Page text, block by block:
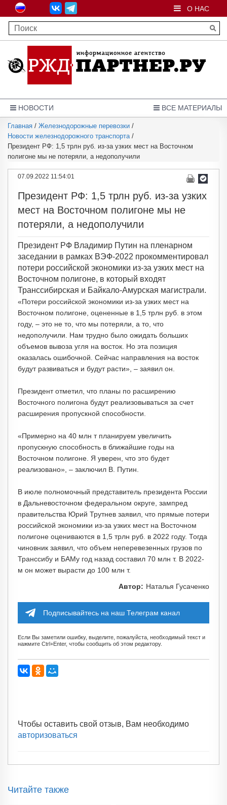
О НАС
ВСЕ МАТЕРИАЛЫ
НОВОСТИ
Главная / Железнодорожные перевозки /
Новости железнодорожного транспорта/
Президент РФ: 1,5 трлн руб. из-за узких мест на Восточном
полигоне мы не потеряли, а недополучили
07.09.2022 11:54:01
Президент РФ: 1,5 трлн руб. из-за узких
мест на Восточном полигоне мы не
потеряли, а недополучили
Президент РФ Владимир Путин на пленарном
заседании в рамках ВЭФ-2022 прокомментировал
потери российской экономики из-за узких мест на
Восточном полигоне, в который входят
Транссибирская и Байкало-Амурская магистрали.
«Потери российской экономики из-за узких мест на
Восточном полигоне, оцененные в 1,5 трлн руб. в этом
году, – это не то, что мы потеряли, а то, что
недополучили. Нам трудно было ожидать больших
объемов вывоза угля на восток. Но эта позиция
оказалась ошибочной. Сейчас направления на восток
будут развиваться и будут расти», – заявил он.
Президент отметил, что планы по расширению
Восточного полигона будут реализовываться за счет
расширения пропускной способности.
«Примерно на 40 млн т планируем увеличить
пропускную способность в ближайшие годы на
Восточном полигоне. Я уверен, что это будет
реализовано», – заключил В. Путин.
В июле полномочный представитель президента России
в Дальневосточном федеральном округе, зампред
правительства Юрий Трутнев заявил, что прямые потери
российской экономики из-за узких мест на Восточном
полигоне оцениваются в 1,5 трлн руб. в 2022 году. Тогда
чиновник заявил, что объем неперевезенных грузов по
Транссибу и БАМу год назад составил 70 млн т. В 2022-
м он может вырасти до 100 млн т.
Автор: Наталья Гусаченко
Подписывайтесь на наш Телеграм канал
Если Вы заметили ошибку, выделите, пожалуйста, необходимый текст и
нажмите Ctrl+Enter, чтобы сообщить об этом редактору.
Чтобы оставить свой отзыв, Вам необходимо
авторизоваться
Читайте также